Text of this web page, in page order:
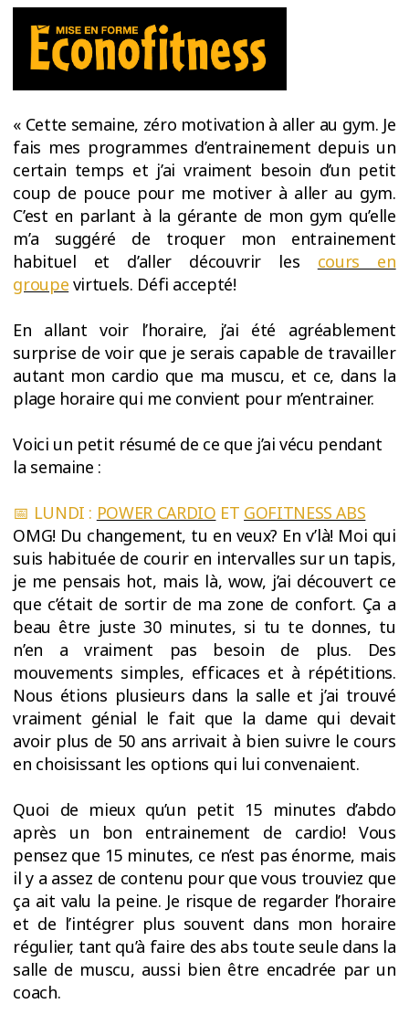
« Cette semaine, zéro motivation à aller au gym. Je
fais mes programmes d’entrainement depuis un
certain temps et j’ai vraiment besoin d’un petit
coup de pouce pour me motiver à aller au gym.
C’est en parlant à la gérante de mon gym qu’elle
m’a suggéré de troquer mon entrainement
habituel et d’aller découvrir les cours en
groupe virtuels. Défi accepté!
En allant voir l’horaire, j’ai été agréablement
surprise de voir que je serais capable de travailler
autant mon cardio que ma muscu, et ce, dans la
plage horaire qui me convient pour m’entrainer.
Voici un petit résumé de ce que j’ai vécu pendant
la semaine :
📅 LUNDI : POWER CARDIO ET GOFITNESS ABS
OMG! Du changement, tu en veux? En v’là! Moi qui
suis habituée de courir en intervalles sur un tapis,
je me pensais hot, mais là, wow, j’ai découvert ce
que c’était de sortir de ma zone de confort. Ça a
beau être juste 30 minutes, si tu te donnes, tu
n’en a vraiment pas besoin de plus. Des
mouvements simples, efficaces et à répétitions.
Nous étions plusieurs dans la salle et j’ai trouvé
vraiment génial le fait que la dame qui devait
avoir plus de 50 ans arrivait à bien suivre le cours
en choisissant les options qui lui convenaient.
Quoi de mieux qu’un petit 15 minutes d’abdo
après un bon entrainement de cardio! Vous
pensez que 15 minutes, ce n’est pas énorme, mais
il y a assez de contenu pour que vous trouviez que
ça ait valu la peine. Je risque de regarder l’horaire
et de l’intégrer plus souvent dans mon horaire
régulier, tant qu’à faire des abs toute seule dans la
salle de muscu, aussi bien être encadrée par un
coach.